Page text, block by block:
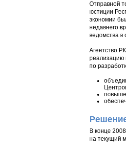
Отправной
юстиции
экономии
недавнего
ведомства в
Агентство
реализацию
по
В конце
на текущий